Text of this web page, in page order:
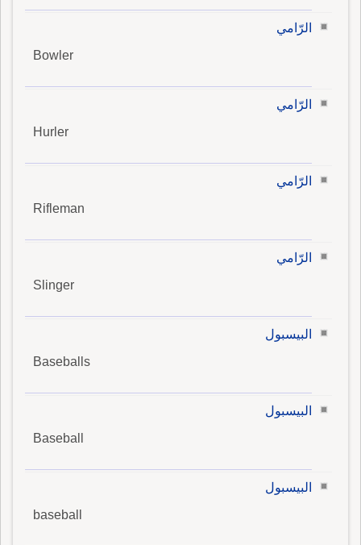
الرّامي
Bowler
الرّامي
Hurler
الرّامي
Rifleman
الرّامي
Slinger
البيسبول
Baseballs
البيسبول
Baseball
البيسبول
baseball